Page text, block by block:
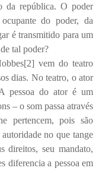
da república. O poder
do poder, da
é transmitido para um
tal poder?
vem do teatro
dias. No teatro, o ator
pessoa do ator é um
– o som passa através
pertencem, pois são
no que tange
direitos, seu mandato,
diferencia a pessoa em